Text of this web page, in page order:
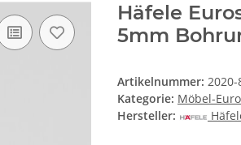
Häfele
5mm
Artikelnummer: 2020-
Kategorie: Möbel-
Hersteller: